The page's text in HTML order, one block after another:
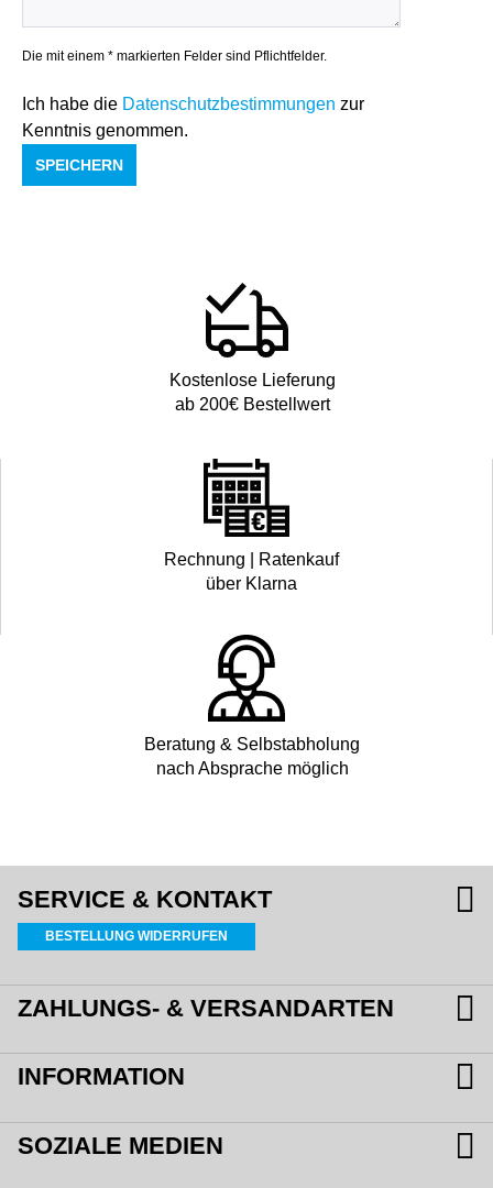
Die mit einem * markierten Felder sind Pflichtfelder.
Ich habe die Datenschutzbestimmungen zur
Kenntnis genommen.
SPEICHERN
Kostenlose Lieferung
ab 200€ Bestellwert
Rechnung | Ratenkauf
über Klarna
Beratung & Selbstabholung
nach Absprache möglich
SERVICE & KONTAKT
BESTELLUNG WIDERRUFEN
ZAHLUNGS- & VERSANDARTEN
INFORMATION
SOZIALE MEDIEN